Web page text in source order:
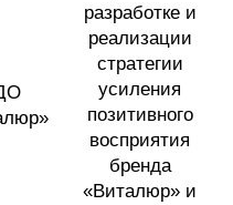
разработке и
реализации
стратегии
усиления
позитивного
восприятия
бренда
«Виталюр» и